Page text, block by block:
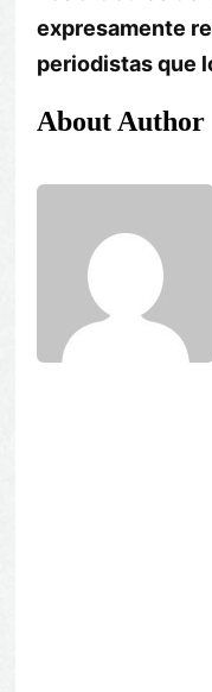
expresamente
periodistas que
About Author